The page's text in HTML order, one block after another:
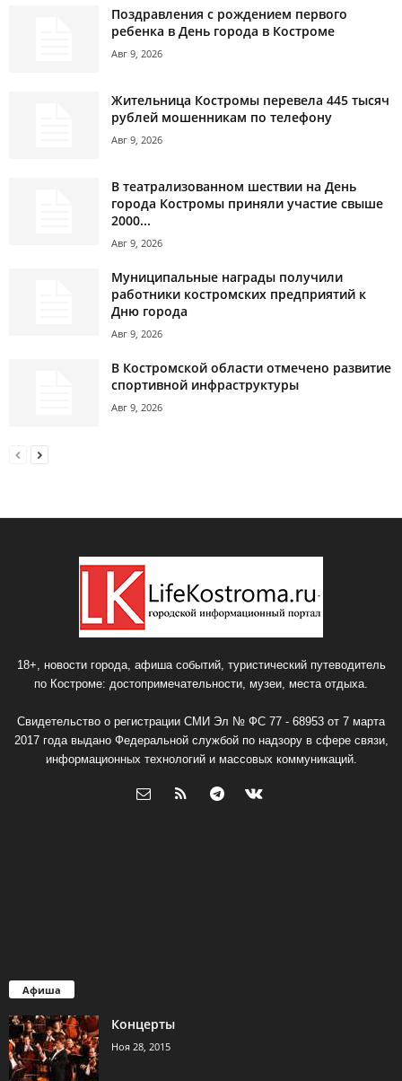
Поздравления с рождением первого
ребенка в День города в Костроме
Авг 9, 2026
Жительница Костромы перевела 445 тысяч
рублей мошенникам по телефону
Авг 9, 2026
В театрализованном шествии на День
города Костромы приняли участие свыше
2000...
Авг 9, 2026
Муниципальные награды получили
работники костромских предприятий к
Дню города
Авг 9, 2026
В Костромской области отмечено развитие
спортивной инфраструктуры
Авг 9, 2026
18+, новости города, афиша событий, туристический путеводитель
по Костроме: достопримечательности, музеи, места отдыха.
Свидетельство о регистрации СМИ Эл № ФС 77 - 68953 от 7 марта
2017 года выдано Федеральной службой по надзору в сфере связи,
информационных технологий и массовых коммуникаций.
Афиша
Концерты
Ноя 28, 2015